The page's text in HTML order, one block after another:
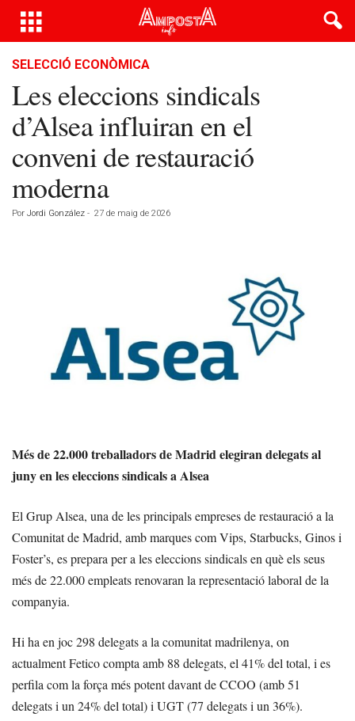
SELECCIÓ ECONÒMICA
Les eleccions sindicals
d’Alsea influiran en el
conveni de restauració
moderna
Por Jordi González - 27 de maig de 2026
Més de 22.000 treballadors de Madrid elegiran delegats al
juny en les eleccions sindicals a Alsea
El Grup Alsea, una de les principals empreses de restauració a la
Comunitat de Madrid, amb marques com Vips, Starbucks, Ginos i
Foster’s, es prepara per a les eleccions sindicals en què els seus
més de 22.000 empleats renovaran la representació laboral de la
companyia.
Hi ha en joc 298 delegats a la comunitat madrilenya, on
actualment Fetico compta amb 88 delegats, el 41% del total, i es
perfila com la força més potent davant de CCOO (amb 51
delegats i un 24% del total) i UGT (77 delegats i un 36%).